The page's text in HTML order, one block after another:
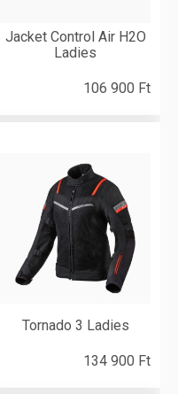
Jacket Control Air H2O
Ladies
106 900 Ft
Tornado 3 Ladies
134 900 Ft